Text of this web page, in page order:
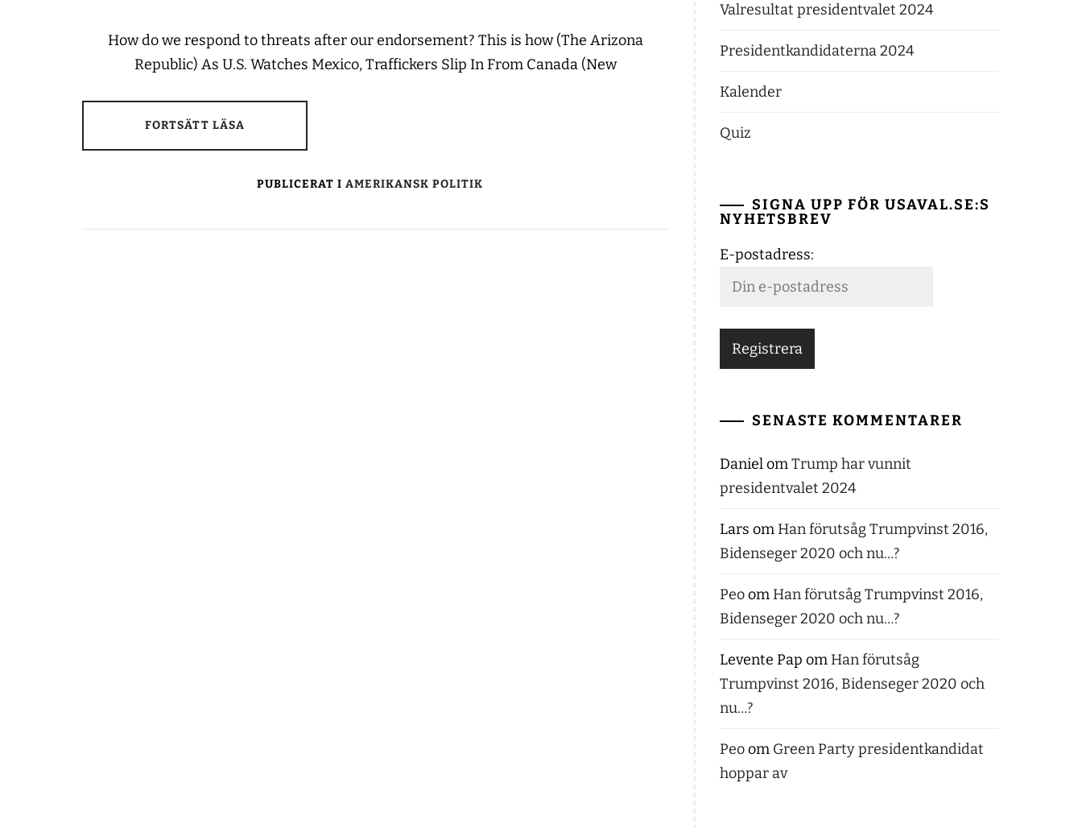
How do we respond to threats after our endorsement? This is how (The Arizona
Republic) As U.S. Watches Mexico, Traffickers Slip In From Canada (New
FORTSÄTT LÄSA
PUBLICERAT I AMERIKANSK POLITIK
Valresultat presidentvalet 2024
Presidentkandidaterna 2024
Kalender
Quiz
SIGNA UPP FÖR USAVAL.SE:S
NYHETSBREV
E-postadress:
SENASTE KOMMENTARER
DanielomTrump har vunnit
presidentvalet 2024
Lars om Han förutsåg Trumpvinst 2016,
Bidenseger 2020 och nu…?
Peoom Han förutsåg Trumpvinst 2016,
Bidenseger 2020 och nu…?
Levente Pap om Han förutsåg
Trumpvinst 2016, Bidenseger 2020 och
nu…?
Peoom Green Party presidentkandidat
hoppar av